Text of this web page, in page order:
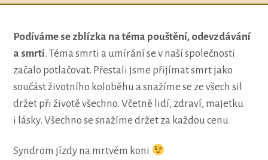
Podíváme se zblízka na téma pouštění, odevzdávání
a smrti. Téma smrti a umírání se v naší společnosti
začalo potlačovat. Přestali jsme přijímat smrt jako
součást životního koloběhu a snažíme se ze všech sil
držet při životě všechno. Včetně lidí, zdraví, majetku
i lásky. Všechno se snažíme držet za každou cenu.
Syndrom jízdy na mrtvém koni